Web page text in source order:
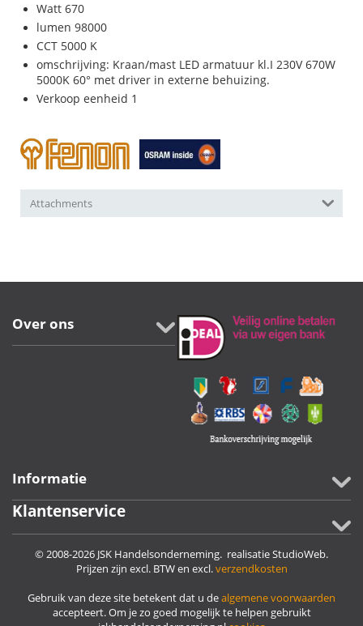
Watt 670
lumen 98000
CCT 5000 K
omschrijving: Kraan/mast LED armatuur kl.I 230V 670W
5000K 60° met driver in externe behuizing.
Verkoop eenheid 1
Attachments
Over ons
Informatie
Klantenservice
© 2008-2026 JSK Handelsonderneming. realisatieStudioWeb.
Prijzen zijn excl. BTW en excl.verzendkosten
Gebruik van deze site betekent dat u dealgemene voorwaarden
accepteert. Om je zo goed mogelijk te helpen gebruikt